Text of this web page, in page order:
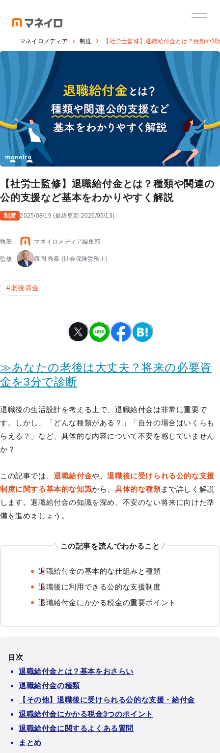
マネイロメディア 制度 【社労士監修】退職給付金とは？種類や
【社労士監修】退職給付金とは？種類や関連の
公的支援など基本をわかりやすく解説
制度 2025/08/19 (最終更新:2026/05/13)
執筆 マネイロメディア編集部
監修 西岡 秀泰 (社会保険労務士)
#老後資金
≫あなたの老後は大丈夫？将来の必要資
金を3分で診断
退職後の生活設計を考える上で、退職給付金は非常に重要で
す。しかし、「どんな種類がある？」「自分の場合はいくらも
らえる？」など、具体的な内容について不安を感じていません
か？
この記事では、退職給付金や、退職後に受けられる公的な支援
制度に関する基本的な知識から、具体的な種類まで詳しく解説
します。退職給付金の知識を深め、不安のない将来に向けた準
備を進めましょう。
この記事を読んでわかること
退職給付金の基本的な仕組みと種類
退職後に利用できる公的な支援制度
退職給付金にかかる税金の重要ポイント
目次
退職給付金とは？基本をおさらい
退職給付金の種類
【その他】退職後に受けられる公的な支援・給付金
退職給付金にかかる税金3つのポイント
退職給付金に関するよくある質問
まとめ